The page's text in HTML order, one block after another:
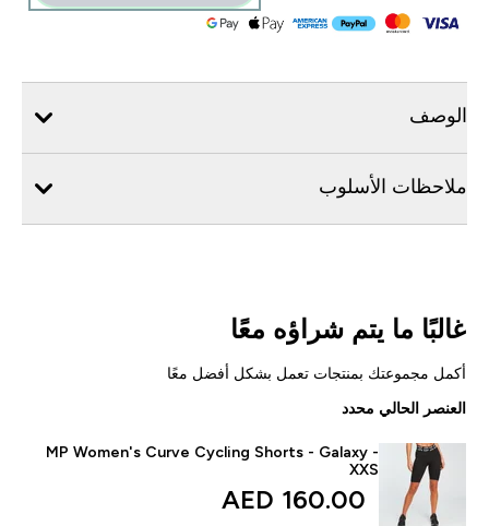
الوصف
ملاحظات الأسلوب
غالبًا ما يتم شراؤه معًا
أكمل مجموعتك بمنتجات تعمل بشكل أفضل معًا
العنصر الحالي محدد
MP Women's Curve Cycling Shorts - Galaxy -
XXS
160.00 AED‎